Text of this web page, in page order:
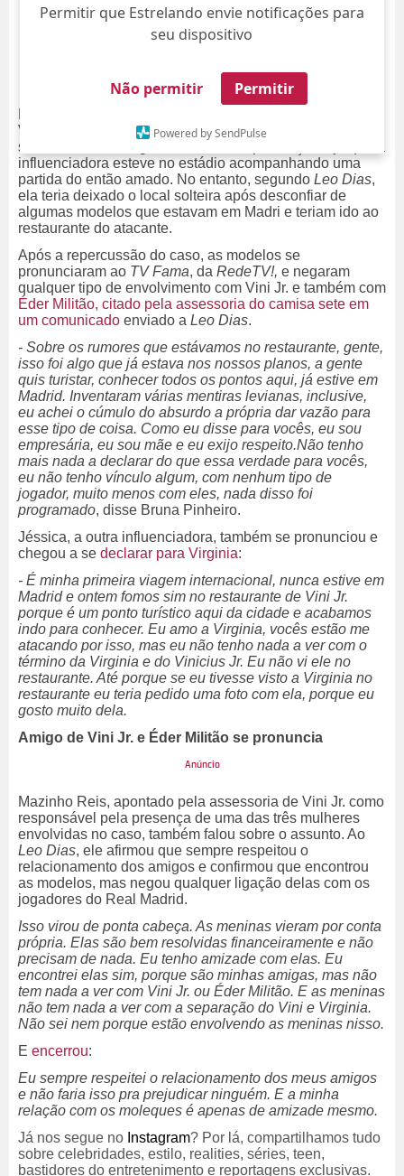
Permitir que Estrelando envie notificações para
seu dispositivo
Não permitir Permitir
Powered by SendPulse
Virginia Fonseca e Vini Jr. tomou conta das redes
sociais. O assunto gerou diversas especulações, já que a
influenciadora esteve no estádio acompanhando uma
partida do então amado. No entanto, segundo Leo Dias,
ela teria deixado o local solteira após desconfiar de
algumas modelos que estavam em Madri e teriam ido ao
restaurante do atacante.
Após a repercussão do caso, as modelos se
pronunciaram ao TV Fama, da RedeTV!, e negaram
qualquer tipo de envolvimento com Vini Jr. e também com
Éder Militão, citado pela assessoria do camisa sete em
um comunicado enviado a Leo Dias.
- Sobre os rumores que estávamos no restaurante, gente,
isso foi algo que já estava nos nossos planos, a gente
quis turistar, conhecer todos os pontos aqui, já estive em
Madrid. Inventaram várias mentiras levianas, inclusive,
eu achei o cúmulo do absurdo a própria dar vazão para
esse tipo de coisa. Como eu disse para vocês, eu sou
empresária, eu sou mãe e eu exijo respeito.Não tenho
mais nada a declarar do que essa verdade para vocês,
eu não tenho vínculo algum, com nenhum tipo de
jogador, muito menos com eles, nada disso foi
programado, disse Bruna Pinheiro.
Jéssica, a outra influenciadora, também se pronunciou e
chegou a se declarar para Virginia:
- É minha primeira viagem internacional, nunca estive em
Madrid e ontem fomos sim no restaurante de Vini Jr.
porque é um ponto turístico aqui da cidade e acabamos
indo para conhecer. Eu amo a Virginia, vocês estão me
atacando por isso, mas eu não tenho nada a ver com o
término da Virginia e do Vinicius Jr. Eu não vi ele no
restaurante. Até porque se eu tivesse visto a Virginia no
restaurante eu teria pedido uma foto com ela, porque eu
gosto muito dela.
Amigo de Vini Jr. e Éder Militão se pronuncia
Mazinho Reis, apontado pela assessoria de Vini Jr. como
responsável pela presença de uma das três mulheres
envolvidas no caso, também falou sobre o assunto. Ao
Leo Dias, ele afirmou que sempre respeitou o
relacionamento dos amigos e confirmou que encontrou
as modelos, mas negou qualquer ligação delas com os
jogadores do Real Madrid.
Isso virou de ponta cabeça. As meninas vieram por conta
própria. Elas são bem resolvidas financeiramente e não
precisam de nada. Eu tenho amizade com elas. Eu
encontrei elas sim, porque são minhas amigas, mas não
tem nada a ver com Vini Jr. ou Éder Militão. E as meninas
não tem nada a ver com a separação do Vini e Virginia.
Não sei nem porque estão envolvendo as meninas nisso.
E encerrou:
Eu sempre respeitei o relacionamento dos meus amigos
e não faria isso pra prejudicar ninguém. E a minha
relação com os moleques é apenas de amizade mesmo.
Já nos segue no Instagram? Por lá, compartilhamos tudo
sobre celebridades, estilo, realities, séries, teen,
bastidores do entretenimento e reportagens exclusivas.